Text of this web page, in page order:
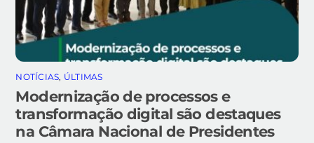
NOTÍCIAS, ÚLTIMAS
Modernização de processos e
transformação digital são destaques
na Câmara Nacional de Presidentes